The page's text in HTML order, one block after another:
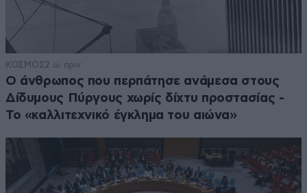
ΚΟΣΜΟΣ2 ω. πριν
Ο άνθρωπος που περπάτησε ανάμεσα στους
Δίδυμους Πύργους χωρίς δίχτυ προστασίας -
Το «καλλιτεχνικό έγκλημα του αιώνα»